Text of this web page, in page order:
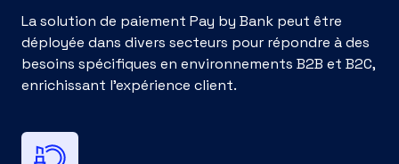
La solution de paiement Pay by Bank peut être
déployée dans divers secteurs pour répondre à des
besoins spécifiques en environnements B2B et B2C,
enrichissant l’expérience client.